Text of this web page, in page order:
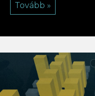
Tovább »